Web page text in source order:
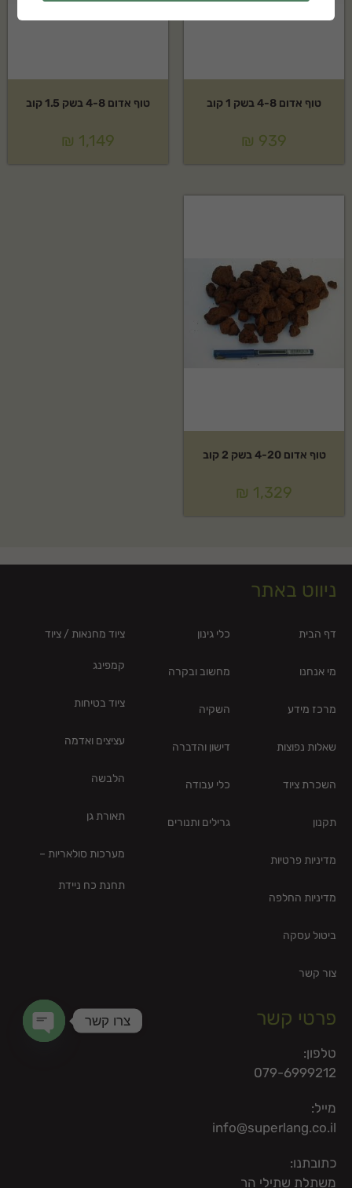
טוף אדום 4-8 בשק 1 קוב
₪ 939
טוף אדום 4-8 בשק 1.5 קוב
₪ 1,149
טוף אדום 4-20 בשק 2 קוב
₪ 1,329
ניווט באתר
דף הבית
מי אנחנו
מרכז מידע
שאלות נפוצות
השכרת ציוד
תקנון
מדיניות פרטיות
מדיניות החלפה
ביטול עסקה
צור קשר
כלי גינון
מחשוב ובקרה
השקיה
דישון והדברה
כלי עבודה
גרילים ותנורים
ציוד מחנאות / ציוד
קמפינג
ציוד בטיחות
עציצים ואדמה
הלבשה
תאורת גן
מערכות סולאריות –
תחנת כח ניידת
פרטי קשר
טלפון:
079-6999212
מייל:
info@superlang.co.il
כתובתנו:
משתלת שתילי הר
צרו קשר